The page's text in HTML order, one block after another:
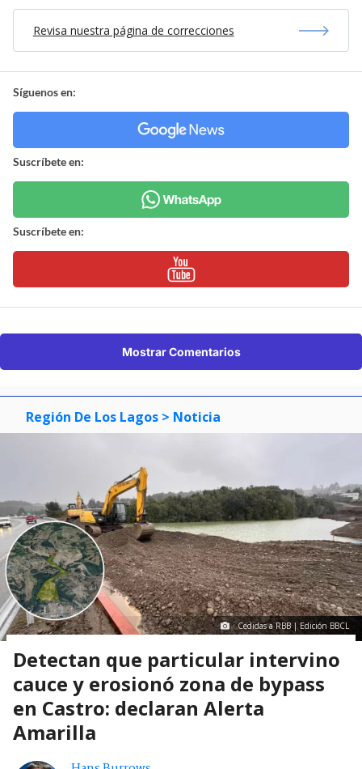
Revisa nuestra página de correcciones
Síguenos en:
Suscríbete en:
Suscríbete en:
Mostrar Comentarios
Región De Los Lagos > Noticia
Cedidas a RBB | Edición BBCL
Detectan que particular intervino
cauce y erosionó zona de bypass
en Castro: declaran Alerta
Amarilla